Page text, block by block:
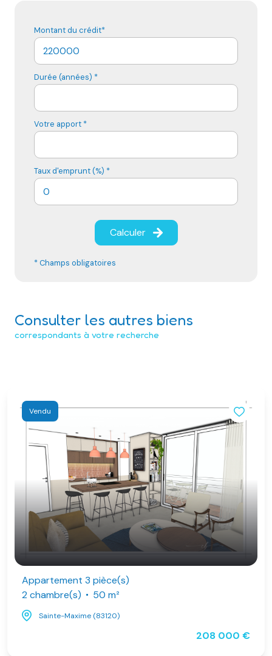
Montant du crédit*
Durée (années) *
Votre apport *
Taux d'emprunt (%) *
Calculer
* Champs obligatoires
Consulter les autres biens
correspondants à votre recherche
Vendu
Appartement 3 pièce(s)
2 chambre(s)
50 m²
Sainte-Maxime (83120)
208 000 €